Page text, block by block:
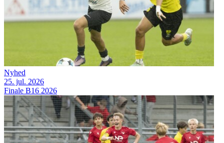
Nyhed
25. jul. 2026
Finale B16 2026